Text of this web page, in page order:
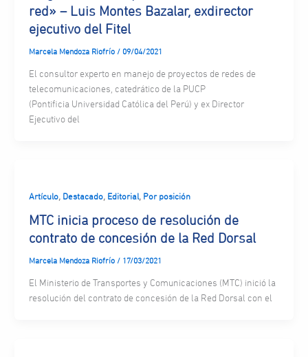
red» – Luis Montes Bazalar, exdirector
ejecutivo del Fitel
Marcela Mendoza Riofrío / 09/04/2021
El consultor experto en manejo de proyectos de redes de
telecomunicaciones, catedrático de la PUCP
(Pontificia Universidad Católica del Perú) y ex Director
Ejecutivo del
Artículo, Destacado, Editorial, Por posición
MTC inicia proceso de resolución de
contrato de concesión de la Red Dorsal
Marcela Mendoza Riofrío / 17/03/2021
El Ministerio de Transportes y Comunicaciones (MTC) inició la
resolución del contrato de concesión de la Red Dorsal con el